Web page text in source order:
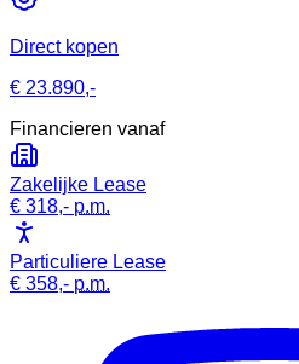
Direct kopen
€ 23.890,-
Financieren vanaf
Zakelijke Lease
€ 318,- p.m.
Particuliere Lease
€ 358,- p.m.